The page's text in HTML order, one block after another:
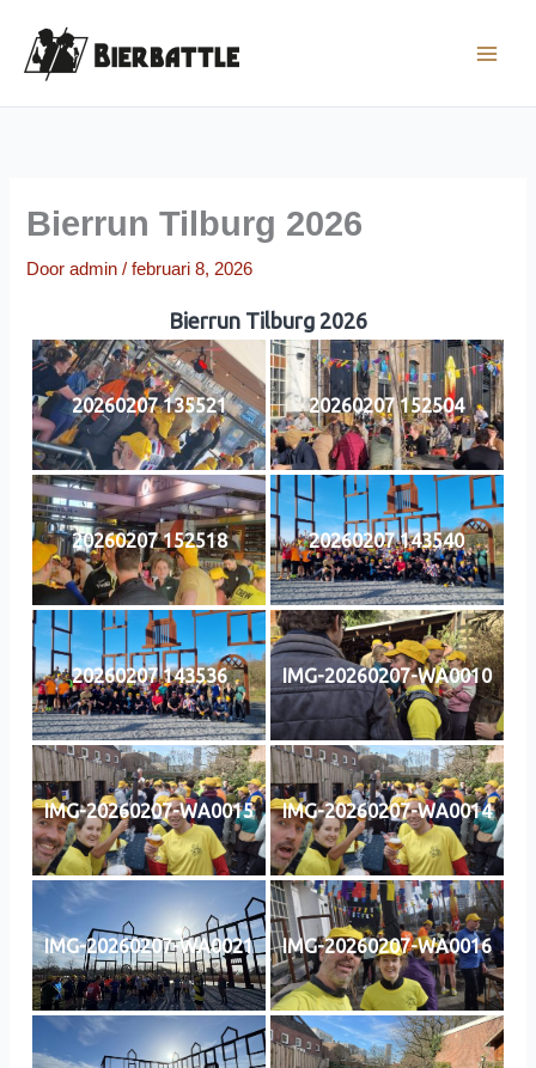
naar
Bierrun Tilburg 2026
Dooradmin/februari 8, 2026
Bierrun Tilburg 2026
20260207 135521 20260207 152504
20260207 152518 20260207 143540
20260207 143536 IMG-20260207-WA0010
IMG-20260207-WA0015 IMG-20260207-WA0014
IMG-20260207-WA0021 IMG-20260207-WA0016